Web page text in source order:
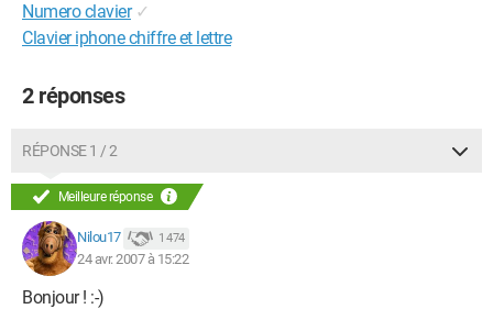
Numero clavier ✓
Clavier iphone chiffre et lettre
2 réponses
RÉPONSE 1 / 2
Meilleure réponse
Nilou17 1 474
24 avr. 2007 à 15:22
Bonjour ! :-)